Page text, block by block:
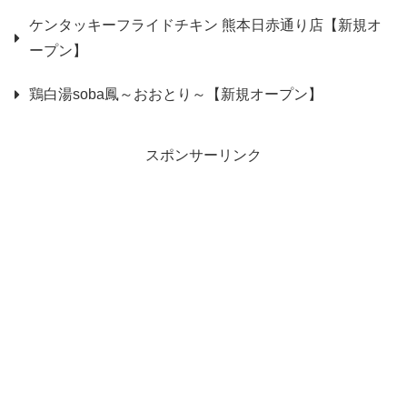
ケンタッキーフライドチキン 熊本日赤通り店【新規オ
ープン】
鶏白湯soba鳳～おおとり～【新規オープン】
スポンサーリンク